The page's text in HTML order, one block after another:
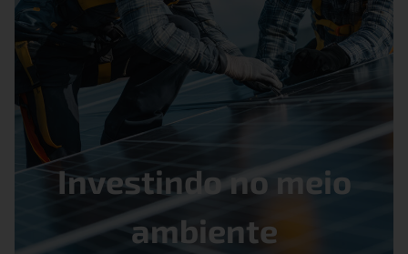
Investindo no meio
ambiente